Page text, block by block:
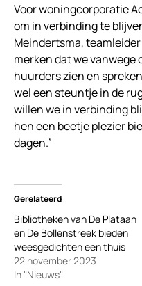
Voor woningcorporatie
om in verbinding te
Meindertsma, teamleider
merken dat we vanwege
huurders zien en
wel een steuntje in de
willen we in verbinding
hen een beetje plezier
dagen.’
Gerelateerd
Bibliotheken van De Plataan
en De Bollenstreek bieden
weesgedichten een thuis
22 november 2023
In "Nieuws"